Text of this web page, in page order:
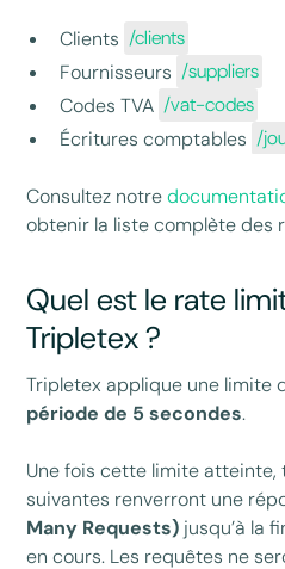
Clients /clients
Fournisseurs /suppliers
Codes TVA /vat-codes
Écritures comptables /
Consultez notre
obtenir la liste complète des
Quel est le rate
Tripletex ?
Tripletex applique une limite
période de 5 secondes.
Une fois cette limite atteinte,
suivantes renverront une
Many Requests) jusqu’à la
en cours. Les requêtes ne